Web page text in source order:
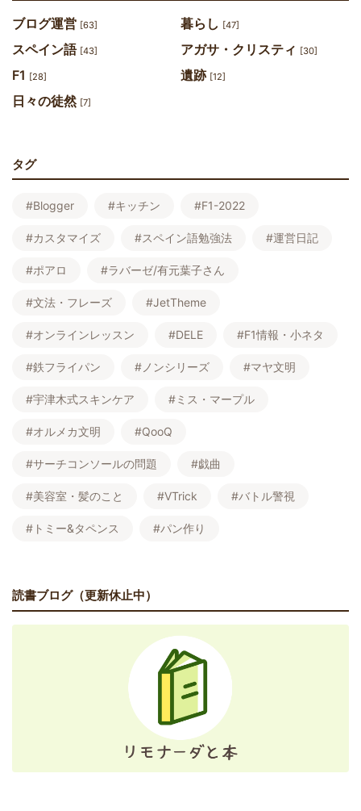
ブログ運営 [63] 暮らし [47]
スペイン語 [43] アガサ・クリスティ [30]
F1 [28] 遺跡 [12]
日々の徒然 [7]
タグ
#Blogger #キッチン #F1-2022
#カスタマイズ #スペイン語勉強法 #運営日記
#ポアロ #ラバーゼ/有元葉子さん
#文法・フレーズ #JetTheme
#オンラインレッスン #DELE #F1情報・小ネタ
#鉄フライパン #ノンシリーズ #マヤ文明
#宇津木式スキンケア #ミス・マープル
#オルメカ文明 #QooQ
#サーチコンソールの問題 #戯曲
#美容室・髪のこと #VTrick #バトル警視
#トミー&タペンス #パン作り
読書ブログ（更新休止中）